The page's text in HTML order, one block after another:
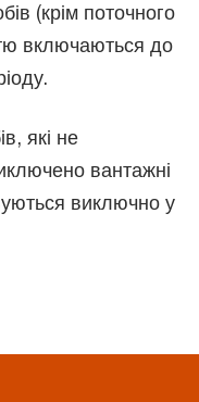
(крім поточного
включаються до
які не
вантажні
виключно у